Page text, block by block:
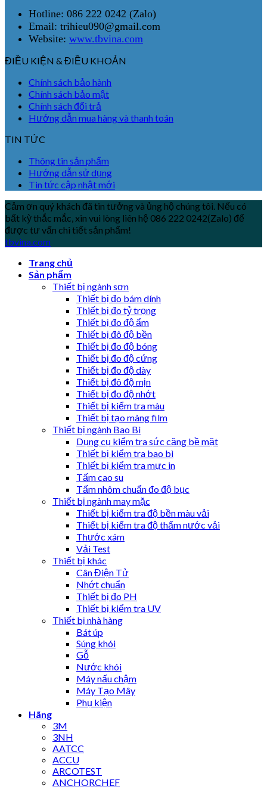
Hotline: 086 222 0242 (Zalo)
Email: trihieu090@gmail.com
Website: www.tbvina.com
ĐIỀU KIỆN & ĐIỀU KHOẢN
Chính sách bảo hành
Chính sách bảo mật
Chính sách đổi trả
Hướng dẫn mua hàng và thanh toán
TIN TỨC
Thông tin sản phẩm
Hướng dẫn sử dụng
Tin tức cập nhật mới
Cảm ơn quý khách đã tin tưởng và ủng hộ chúng tôi. Nếu có
bất kỳ thắc mắc, xin vui lòng liên hệ 086 222 0242(Zalo) để
được tư vấn chi tiết sản phẩm!
tbvina.com
Trang chủ
Sản phẩm
Thiết bị ngành sơn
Thiết bị đo bám dính
Thiết bị đo tỷ trọng
Thiết bị đo độ ẩm
Thiết bị đô độ bền
Thiết bị đo độ bóng
Thiết bị đo độ cứng
Thiết bị đo độ dày
Thiết bị đô độ mịn
Thiết bị đo độ nhớt
Thiết bị kiểm tra màu
Thiết bị tạo màng film
Thiết bị ngành Bao Bì
Dụng cụ kiểm tra sức căng bề mặt
Thiết bị kiểm tra bao bì
Thiết bị kiểm tra mực in
Tấm cao su
Tấm nhôm chuẩn đo độ bục
Thiết bị ngành may mặc
Thiết bị kiểm tra độ bền màu vải
Thiết bị kiểm tra độ thấm nước vải
Thước xám
Vải Test
Thiết bị khác
Cân Điện Tử
Nhớt chuẩn
Thiết bị đo PH
Thiết bị kiểm tra UV
Thiết bị nhà hàng
Bát úp
Súng khói
Gỗ
Nước khói
Máy nấu chậm
Máy Tạo Mây
Phụ kiện
Hãng
3M
3NH
AATCC
ACCU
ARCOTEST
ANCHORCHEF